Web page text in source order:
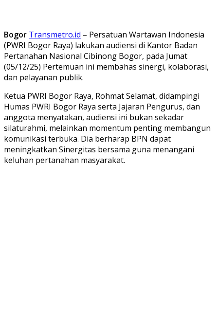
Bogor Transmetro.id – Persatuan Wartawan Indonesia
(PWRI Bogor Raya) lakukan audiensi di Kantor Badan
Pertanahan Nasional Cibinong Bogor, pada Jumat
(05/12/25) Pertemuan ini membahas sinergi, kolaborasi,
dan pelayanan publik.
Ketua PWRI Bogor Raya, Rohmat Selamat, didampingi
Humas PWRI Bogor Raya serta Jajaran Pengurus, dan
anggota menyatakan, audiensi ini bukan sekadar
silaturahmi, melainkan momentum penting membangun
komunikasi terbuka. Dia berharap BPN dapat
meningkatkan Sinergitas bersama guna menangani
keluhan pertanahan masyarakat.